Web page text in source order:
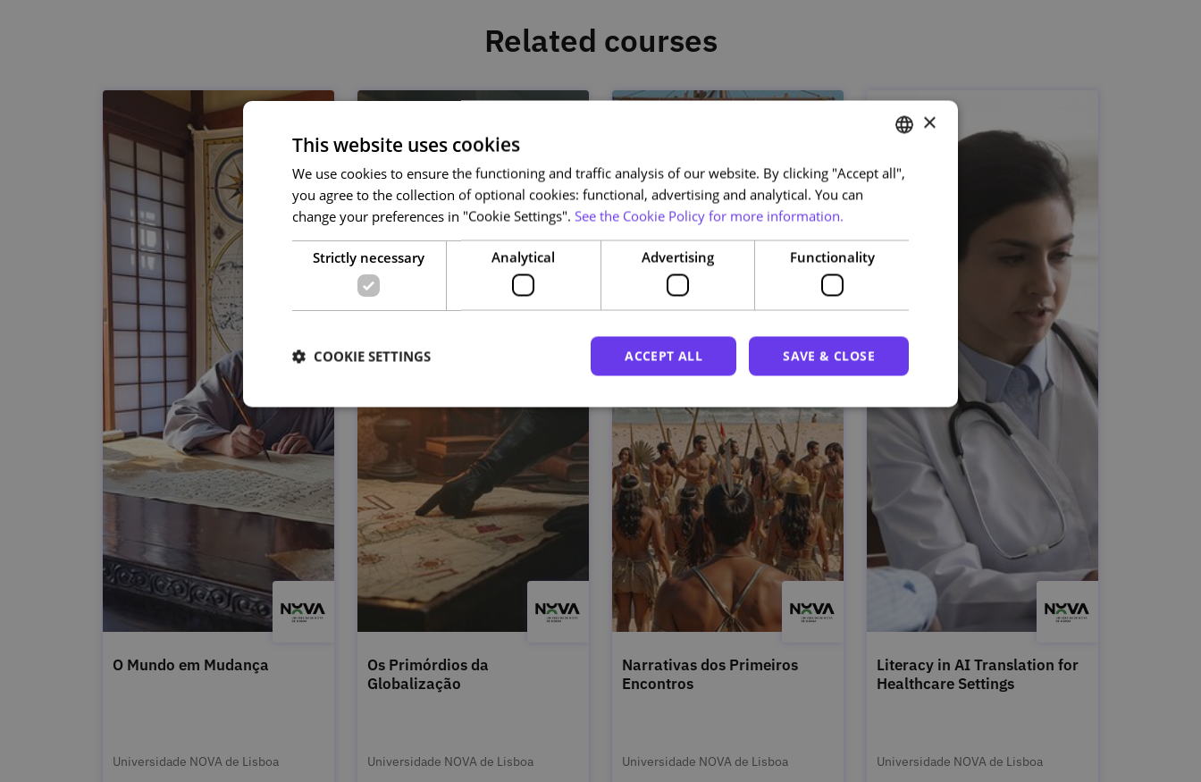
Related courses
O Mundo em Mudança
Universidade NOVA de Lisboa
Os Primórdios da
Globalização
Universidade NOVA de Lisboa
Narrativas dos Primeiros
Encontros
Universidade NOVA de Lisboa
Literacy in AI Translation for
Healthcare Settings
Universidade NOVA de Lisboa
PORTUGUESE
ENGLISH
×
This website uses cookies
We use cookies to ensure the functioning and traffic analysis of our website. By clicking "Accept all",
you agree to the collection of optional cookies: functional, advertising and analytical. You can
change your preferences in "Cookie Settings". See the Cookie Policy for more information.
Strictly necessary Analytical Advertising Functionality
SAVE & CLOSE
ACCEPT ALL
COOKIE SETTINGS